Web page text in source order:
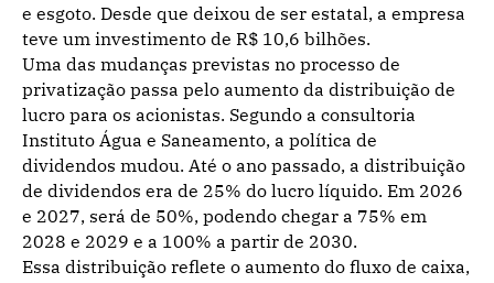
e esgoto. Desde que deixou de ser estatal, a empresa
teve um investimento de R$ 10,6 bilhões.
Uma das mudanças previstas no processo de
privatização passa pelo aumento da distribuição de
lucro para os acionistas. Segundo a consultoria
Instituto Água e Saneamento, a política de
dividendos mudou. Até o ano passado, a distribuição
de dividendos era de 25% do lucro líquido. Em 2026
e 2027, será de 50%, podendo chegar a 75% em
2028 e 2029 e a 100% a partir de 2030.
Essa distribuição reflete o aumento do fluxo de caixa,